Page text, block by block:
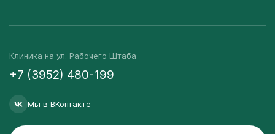
Клиника на ул. Рабочего Штаба
+7 (3952) 480-199
Мы в ВКонтакте